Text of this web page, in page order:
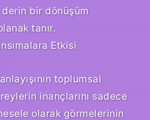
bir dönüşüm
tanır.
Etkisi
toplumsal
inançlarını sadece
olarak görmelerinin